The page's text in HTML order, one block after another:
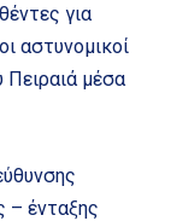
για
αστυνομικοί
Πειραιά μέσα
– ένταξης